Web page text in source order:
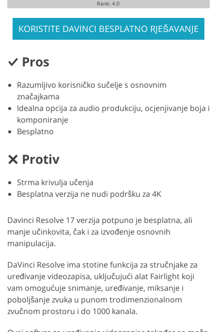
KORISTITE DAVINCI BESPLATNO RJEŠAVANJE
Pros
Razumljivo korisničko sučelje s osnovnim
značajkama
Idealna opcija za audio produkciju, ocjenjivanje boja i
komponiranje
Besplatno
Protiv
Strma krivulja učenja
Besplatna verzija ne nudi podršku za 4K
Davinci Resolve 17 verzija potpuno je besplatna, ali
manje učinkovita, čak i za izvođenje osnovnih
manipulacija.
DaVinci Resolve ima stotine funkcija za stručnjake za
uređivanje videozapisa, uključujući alat Fairlight koji
vam omogućuje snimanje, uređivanje, miksanje i
poboljšanje zvuka u punom trodimenzionalnom
zvučnom prostoru i do 1000 kanala.